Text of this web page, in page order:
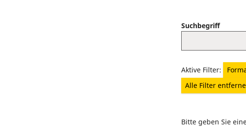
Suchbegriff
Aktive Filter:
Alle Filter
Bitte geben Sie